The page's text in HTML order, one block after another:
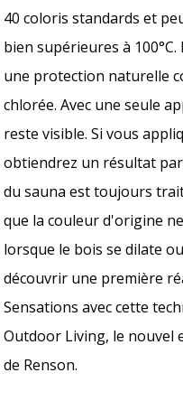
40 coloris standards et
bien supérieures à
une protection naturelle
chlorée. Avec une seule
reste visible. Si vous
obtiendrez un résultat
du sauna est toujours
que la couleur d'origine
lorsque le bois se dilate
découvrir une première
Sensations avec cette
Outdoor Living, le nouvel
de Renson.